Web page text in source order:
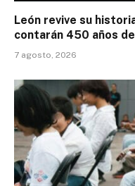
León revive su
contarán 450 años
7 agosto, 2026